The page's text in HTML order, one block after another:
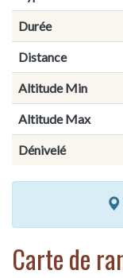
Durée
Distance
Altitude Min
Altitude Max
Dénivelé
Carte de